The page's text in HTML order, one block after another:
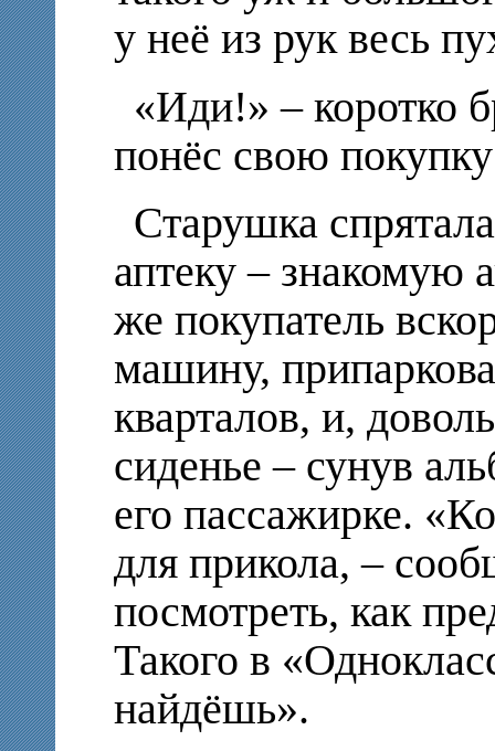
у неё из рук весь
«Иди!» – коротко
понёс свою
Старушка
аптеку – знакомую
же покупатель
машину,
кварталов, и,
сиденье – сунув
его пассажирке.
для прикола, –
посмотреть, как
Такого в
найдёшь».